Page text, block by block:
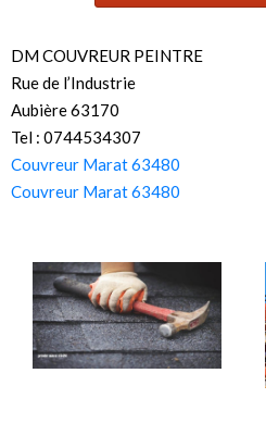
DM COUVREUR PEINTRE
Rue de l’Industrie
Aubière 63170
Tel : 0744534307
Couvreur Marat 63480
Couvreur Marat 63480